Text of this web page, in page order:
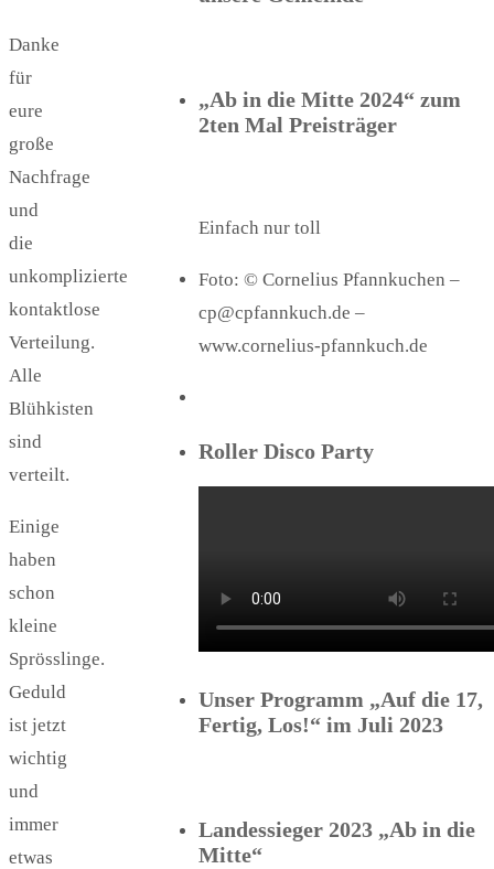
Danke
für
eure
große
Nachfrage
und
die
unkomplizierte
kontaktlose
Verteilung.
Alle
Blühkisten
sind
verteilt.
Einige
haben
schon
kleine
Sprösslinge.
Geduld
ist jetzt
wichtig
und
immer
etwas
„Ab in die Mitte 2024“ zum
2ten Mal Preisträger
Einfach nur toll
Foto: © Cornelius Pfannkuchen –
cp@cpfannkuch.de –
www.cornelius-pfannkuch.de
Roller Disco Party
Unser Programm „Auf die 17,
Fertig, Los!“ im Juli 2023
Landessieger 2023 „Ab in die
Mitte“